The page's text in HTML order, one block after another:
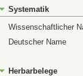
Systematik
Wissenschaftlicher
Deutscher Name
Herbarbelege